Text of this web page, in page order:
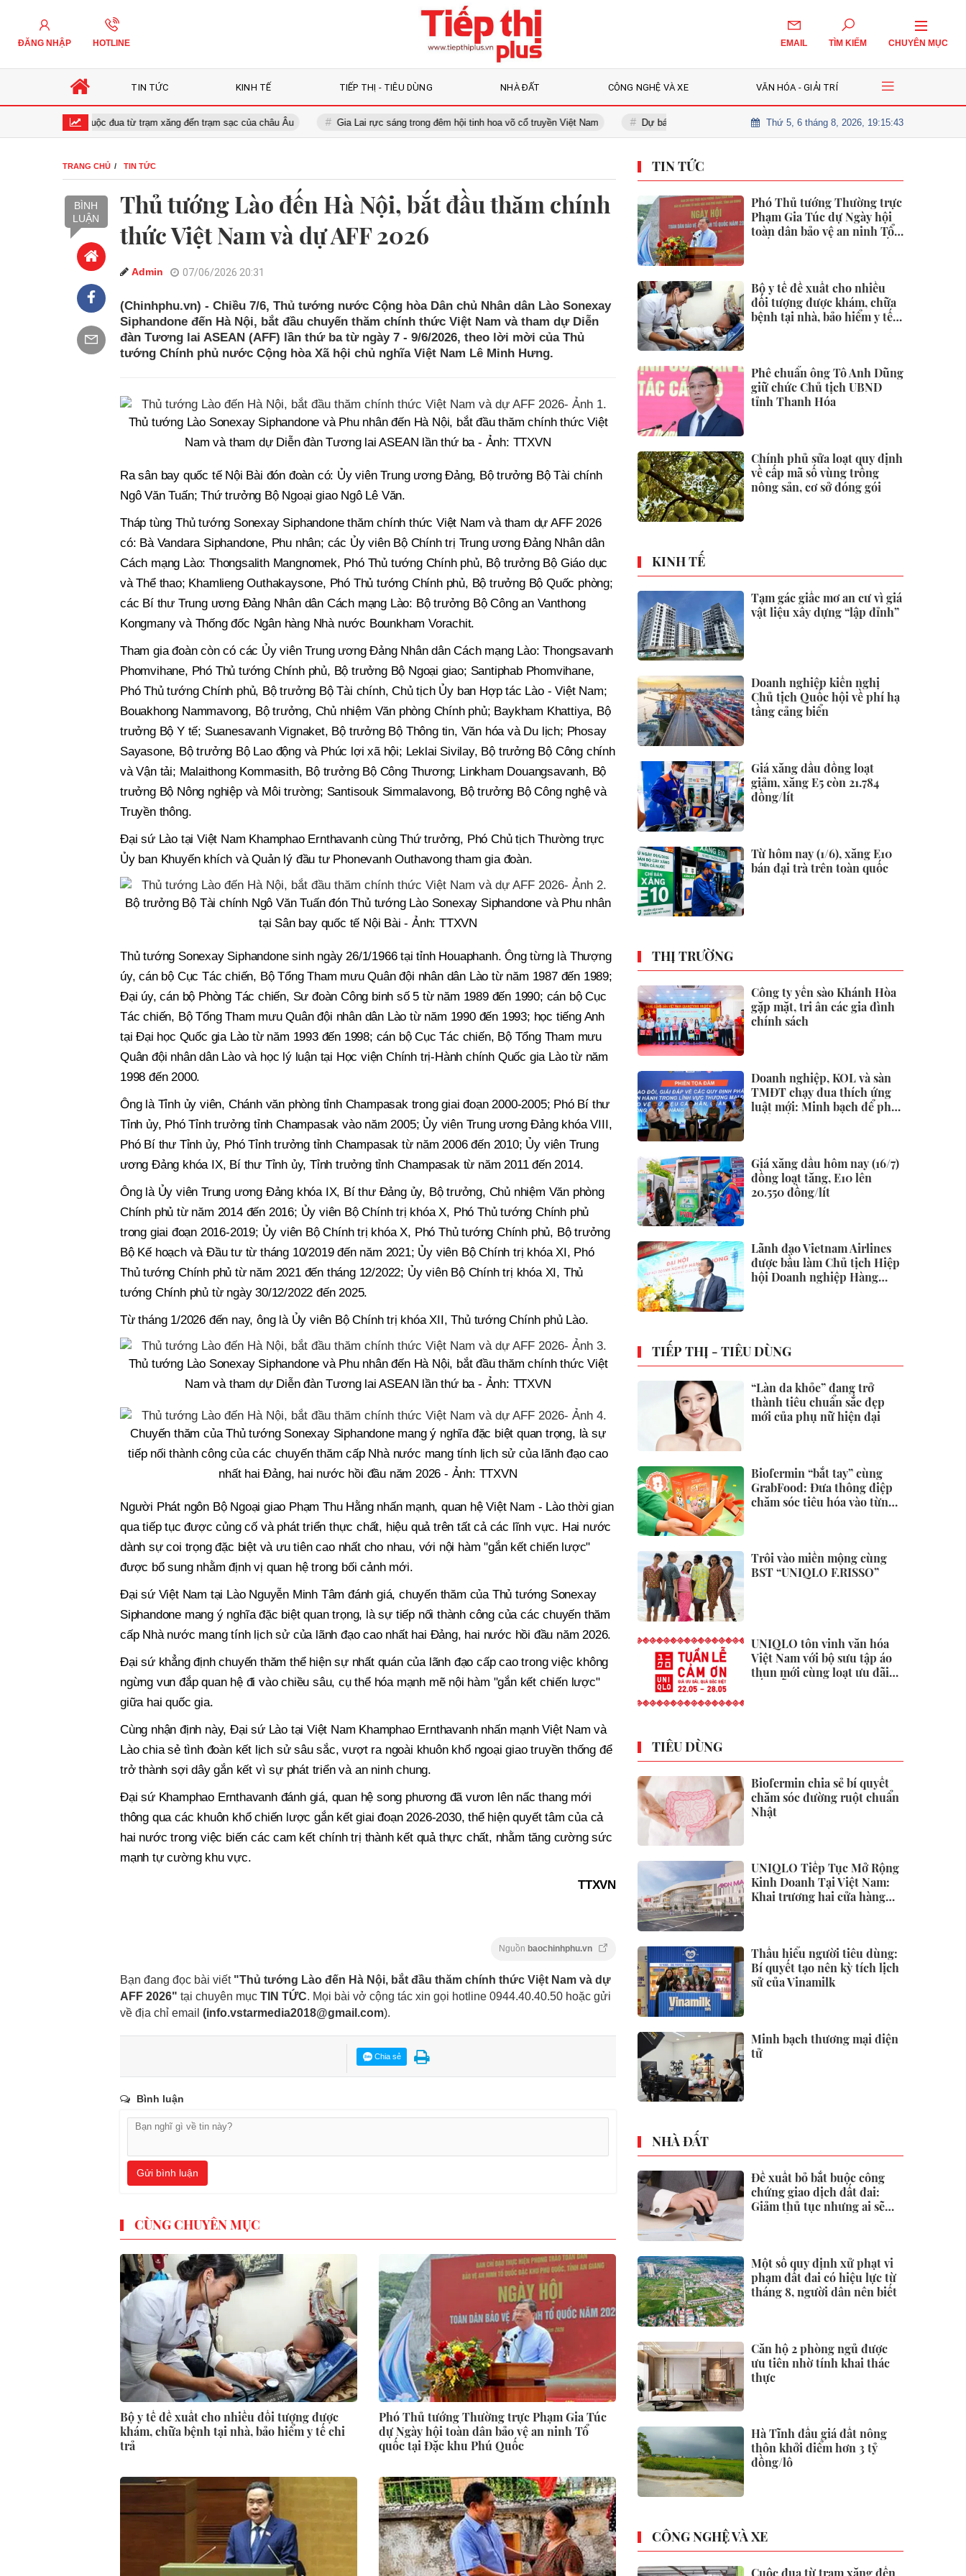
ĐĂNG NHẬP HOTLINE EMAIL TÌM KIẾM CHUYÊN MỤC
TIN TỨC KINH TẾ TIẾP THỊ - TIÊU DÙNG NHÀ ĐẤT CÔNG NGHỆ VÀ XE VĂN HÓA - GIẢI TRÍ
Cuộc đua từ trạm xăng đến trạm sạc của châu Âu Gia Lai rực sáng trong đêm hội tinh hoa võ cổ truyền Việt Nam Dự báo thời tiết 3/8/2026: Miền Bắc liên tiếp đón mưa rất to, cảnh báo thời tiết cực
Thứ 5, 6 tháng 8, 2026, 19:15:44
TRANG CHỦ TIN TỨC
BÌNH
LUẬN
Thủ tướng Lào đến Hà Nội, bắt đầu thăm chính
thức Việt Nam và dự AFF 2026
Admin 07/06/2026 20:31
(Chinhphu.vn) - Chiều 7/6, Thủ tướng nước Cộng hòa Dân chủ Nhân dân Lào Sonexay
Siphandone đến Hà Nội, bắt đầu chuyến thăm chính thức Việt Nam và tham dự Diễn
đàn Tương lai ASEAN (AFF) lần thứ ba từ ngày 7 - 9/6/2026, theo lời mời của Thủ
tướng Chính phủ nước Cộng hòa Xã hội chủ nghĩa Việt Nam Lê Minh Hưng.
Thủ tướng Lào Sonexay Siphandone và Phu nhân đến Hà Nội, bắt đầu thăm chính thức Việt
Nam và tham dự Diễn đàn Tương lai ASEAN lần thứ ba - Ảnh: TTXVN
Ra sân bay quốc tế Nội Bài đón đoàn có: Ủy viên Trung ương Đảng, Bộ trưởng Bộ Tài chính
Ngô Văn Tuấn; Thứ trưởng Bộ Ngoại giao Ngô Lê Văn.
Tháp tùng Thủ tướng Sonexay Siphandone thăm chính thức Việt Nam và tham dự AFF 2026
có: Bà Vandara Siphandone, Phu nhân; các Ủy viên Bộ Chính trị Trung ương Đảng Nhân dân
Cách mạng Lào: Thongsalith Mangnomek, Phó Thủ tướng Chính phủ, Bộ trưởng Bộ Giáo dục
và Thể thao; Khamlieng Outhakaysone, Phó Thủ tướng Chính phủ, Bộ trưởng Bộ Quốc phòng;
các Bí thư Trung ương Đảng Nhân dân Cách mạng Lào: Bộ trưởng Bộ Công an Vanthong
Kongmany và Thống đốc Ngân hàng Nhà nước Bounkham Vorachit.
Tham gia đoàn còn có các Ủy viên Trung ương Đảng Nhân dân Cách mạng Lào: Thongsavanh
Phomvihane, Phó Thủ tướng Chính phủ, Bộ trưởng Bộ Ngoại giao; Santiphab Phomvihane,
Phó Thủ tướng Chính phủ, Bộ trưởng Bộ Tài chính, Chủ tịch Ủy ban Hợp tác Lào - Việt Nam;
Bouakhong Nammavong, Bộ trưởng, Chủ nhiệm Văn phòng Chính phủ; Baykham Khattiya, Bộ
trưởng Bộ Y tế; Suanesavanh Vignaket, Bộ trưởng Bộ Thông tin, Văn hóa và Du lịch; Phosay
Sayasone, Bộ trưởng Bộ Lao động và Phúc lợi xã hội; Leklai Sivilay, Bộ trưởng Bộ Công chính
và Vận tải; Malaithong Kommasith, Bộ trưởng Bộ Công Thương; Linkham Douangsavanh, Bộ
trưởng Bộ Nông nghiệp và Môi trường; Santisouk Simmalavong, Bộ trưởng Bộ Công nghệ và
Truyền thông.
Đại sứ Lào tại Việt Nam Khamphao Ernthavanh cùng Thứ trưởng, Phó Chủ tịch Thường trực
Ủy ban Khuyến khích và Quản lý đầu tư Phonevanh Outhavong tham gia đoàn.
Bộ trưởng Bộ Tài chính Ngô Văn Tuấn đón Thủ tướng Lào Sonexay Siphandone và Phu nhân
tại Sân bay quốc tế Nội Bài - Ảnh: TTXVN
Thủ tướng Sonexay Siphandone sinh ngày 26/1/1966 tại tỉnh Houaphanh. Ông từng là Thượng
úy, cán bộ Cục Tác chiến, Bộ Tổng Tham mưu Quân đội nhân dân Lào từ năm 1987 đến 1989;
Đại úy, cán bộ Phòng Tác chiến, Sư đoàn Công binh số 5 từ năm 1989 đến 1990; cán bộ Cục
Tác chiến, Bộ Tổng Tham mưu Quân đội nhân dân Lào từ năm 1990 đến 1993; học tiếng Anh
tại Đại học Quốc gia Lào từ năm 1993 đến 1998; cán bộ Cục Tác chiến, Bộ Tổng Tham mưu
Quân đội nhân dân Lào và học lý luận tại Học viện Chính trị-Hành chính Quốc gia Lào từ năm
1998 đến 2000.
Ông là Tỉnh ủy viên, Chánh văn phòng tỉnh Champasak trong giai đoạn 2000-2005; Phó Bí thư
Tỉnh ủy, Phó Tỉnh trưởng tỉnh Champasak vào năm 2005; Ủy viên Trung ương Đảng khóa VIII,
Phó Bí thư Tỉnh ủy, Phó Tỉnh trưởng tỉnh Champasak từ năm 2006 đến 2010; Ủy viên Trung
ương Đảng khóa IX, Bí thư Tỉnh ủy, Tỉnh trưởng tỉnh Champasak từ năm 2011 đến 2014.
Ông là Ủy viên Trung ương Đảng khóa IX, Bí thư Đảng ủy, Bộ trưởng, Chủ nhiệm Văn phòng
Chính phủ từ năm 2014 đến 2016; Ủy viên Bộ Chính trị khóa X, Phó Thủ tướng Chính phủ
trong giai đoạn 2016-2019; Ủy viên Bộ Chính trị khóa X, Phó Thủ tướng Chính phủ, Bộ trưởng
Bộ Kế hoạch và Đầu tư từ tháng 10/2019 đến năm 2021; Ủy viên Bộ Chính trị khóa XI, Phó
Thủ tướng Chính phủ từ năm 2021 đến tháng 12/2022; Ủy viên Bộ Chính trị khóa XI, Thủ
tướng Chính phủ từ ngày 30/12/2022 đến 2025.
Từ tháng 1/2026 đến nay, ông là Ủy viên Bộ Chính trị khóa XII, Thủ tướng Chính phủ Lào.
Thủ tướng Lào Sonexay Siphandone và Phu nhân đến Hà Nội, bắt đầu thăm chính thức Việt
Nam và tham dự Diễn đàn Tương lai ASEAN lần thứ ba - Ảnh: TTXVN
Chuyến thăm của Thủ tướng Sonexay Siphandone mang ý nghĩa đặc biệt quan trọng, là sự
tiếp nối thành công của các chuyến thăm cấp Nhà nước mang tính lịch sử của lãnh đạo cao
nhất hai Đảng, hai nước hồi đầu năm 2026 - Ảnh: TTXVN
Người Phát ngôn Bộ Ngoại giao Phạm Thu Hằng nhấn mạnh, quan hệ Việt Nam - Lào thời gian
qua tiếp tục được củng cố và phát triển thực chất, hiệu quả trên tất cả các lĩnh vực. Hai nước
dành sự coi trọng đặc biệt và ưu tiên cao nhất cho nhau, với nội hàm "gắn kết chiến lược"
được bổ sung nhằm định vị quan hệ trong bối cảnh mới.
Đại sứ Việt Nam tại Lào Nguyễn Minh Tâm đánh giá, chuyến thăm của Thủ tướng Sonexay
Siphandone mang ý nghĩa đặc biệt quan trọng, là sự tiếp nối thành công của các chuyến thăm
cấp Nhà nước mang tính lịch sử của lãnh đạo cao nhất hai Đảng, hai nước hồi đầu năm 2026.
Đại sứ khẳng định chuyến thăm thể hiện sự nhất quán của lãnh đạo cấp cao trong việc không
ngừng vun đắp quan hệ đi vào chiều sâu, cụ thể hóa mạnh mẽ nội hàm "gắn kết chiến lược"
giữa hai quốc gia.
Cùng nhận định này, Đại sứ Lào tại Việt Nam Khamphao Ernthavanh nhấn mạnh Việt Nam và
Lào chia sẻ tình đoàn kết lịch sử sâu sắc, vượt ra ngoài khuôn khổ ngoại giao truyền thống để
trở thành sợi dây gắn kết vì sự phát triển và an ninh chung.
Đại sứ Khamphao Ernthavanh đánh giá, quan hệ song phương đã vươn lên nấc thang mới
thông qua các khuôn khổ chiến lược gắn kết giai đoạn 2026-2030, thể hiện quyết tâm của cả
hai nước trong việc biến các cam kết chính trị thành kết quả thực chất, nhằm tăng cường sức
mạnh tự cường khu vực.
TTXVN
Nguồn baochinhphu.vn
Bạn đang đọc bài viết "Thủ tướng Lào đến Hà Nội, bắt đầu thăm chính thức Việt Nam và dự
AFF 2026" tại chuyên mục TIN TỨC. Mọi bài vở cộng tác xin gọi hotline 0944.40.40.50 hoặc gửi
về địa chỉ email (info.vstarmedia2018@gmail.com).
Chia sẻ
Bình luận
Gửi bình luận
CÙNG CHUYÊN MỤC
Bộ y tế đề xuất cho nhiều đối tượng được
khám, chữa bệnh tại nhà, bảo hiểm y tế chi
trả
Phó Thủ tướng Thường trực Phạm Gia Túc
dự Ngày hội toàn dân bảo vệ an ninh Tổ
quốc tại Đặc khu Phú Quốc
TIN TỨC
Phó Thủ tướng Thường trực
Phạm Gia Túc dự Ngày hội
toàn dân bảo vệ an ninh Tổ
Bộ y tế đề xuất cho nhiều
đối tượng được khám, chữa
bệnh tại nhà, bảo hiểm y tế
Phê chuẩn ông Tô Anh Dũng
giữ chức Chủ tịch UBND
tỉnh Thanh Hóa
Chính phủ sửa loạt quy định
về cấp mã số vùng trồng
nông sản, cơ sở đóng gói
KINH TẾ
Tạm gác giấc mơ an cư vì giá
vật liệu xây dựng “lập đỉnh”
Doanh nghiệp kiến nghị
Chủ tịch Quốc hội về phí hạ
tầng cảng biển
Giá xăng dầu đồng loạt
giảm, xăng E5 còn 21.784
đồng/lít
Từ hôm nay (1/6), xăng E10
bán đại trà trên toàn quốc
THỊ TRƯỜNG
Công ty yến sào Khánh Hòa
gặp mặt, tri ân các gia đình
chính sách
Doanh nghiệp, KOL và sàn
TMĐT chạy đua thích ứng
luật mới: Minh bạch để phát
Giá xăng dầu hôm nay (16/7)
đồng loạt tăng, E10 lên
20.550 đồng/lít
Lãnh đạo Vietnam Airlines
được bầu làm Chủ tịch Hiệp
hội Doanh nghiệp Hàng
TIẾP THỊ - TIÊU DÙNG
“Làn da khỏe” đang trở
thành tiêu chuẩn sắc đẹp
mới của phụ nữ hiện đại
Biofermin “bắt tay” cùng
GrabFood: Đưa thông điệp
chăm sóc tiêu hóa vào từng
Trôi vào miền mộng cùng
BST “UNIQLO F.RISSO”
UNIQLO tôn vinh văn hóa
Việt Nam với bộ sưu tập áo
thun mới cùng loạt ưu đãi
TIÊU DÙNG
Biofermin chia sẻ bí quyết
chăm sóc đường ruột chuẩn
Nhật
UNIQLO Tiếp Tục Mở Rộng
Kinh Doanh Tại Việt Nam:
Khai trương hai cửa hàng
Thấu hiểu người tiêu dùng:
Bí quyết tạo nên kỳ tích lịch
sử của Vinamilk
Minh bạch thương mại điện
tử
NHÀ ĐẤT
Đề xuất bỏ bắt buộc công
chứng giao dịch đất đai:
Giảm thủ tục nhưng ai sẽ
Một số quy định xử phạt vi
phạm đất đai có hiệu lực từ
tháng 8, người dân nên biết
Căn hộ 2 phòng ngủ được
ưu tiên nhờ tính khai thác
thực
Hà Tĩnh đấu giá đất nông
thôn khởi điểm hơn 3 tỷ
đồng/lô
CÔNG NGHỆ VÀ XE
Cuộc đua từ trạm xăng đến